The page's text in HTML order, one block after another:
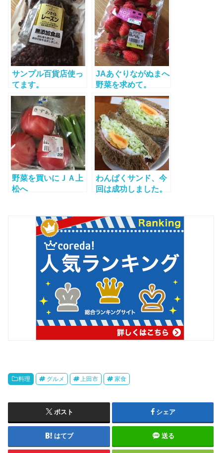
サンプル百貨店使っ
てます。
JAあぐりながぬまへ
野菜を求めて。
野菜を買いにＪＡ上
松へ
わんぱくサンド、今
回は成功しました。
料理 グルメ 上田市 家食
ポスト シェア
はてブ 送る